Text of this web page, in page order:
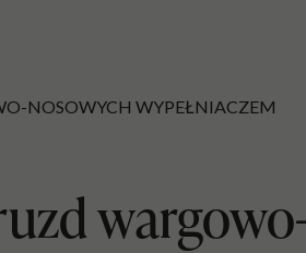
NOSOWYCH WYPEŁNIACZEM